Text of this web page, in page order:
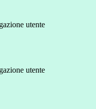
utente
utente